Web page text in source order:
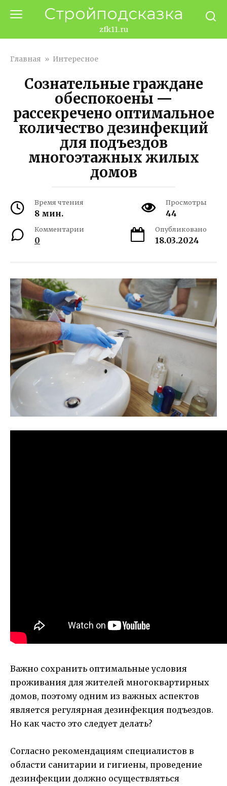
Стройподсказка
zfk11.ru
Главная » Интересное
Сознательные граждане
обеспокоены —
рассекречено оптимальное
количество дезинфекций
для подъездов
многоэтажных жилых
домов
Время чтения
8 мин.
Просмотры
44
Комментарии
0
Опубликовано
18.03.2024
Важно сохранить оптимальные условия
проживания для жителей многоквартирных
домов, поэтому одним из важных аспектов
является регулярная дезинфекция подъездов.
Но как часто это следует делать?
Согласно рекомендациям специалистов в
области санитарии и гигиены, проведение
дезинфекции должно осуществляться